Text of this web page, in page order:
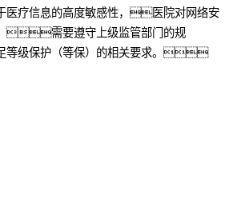
疗信息的高度敏感性，医院对网络安
需要遵守上级监管部门的规
级保护（等保）的相关要求。